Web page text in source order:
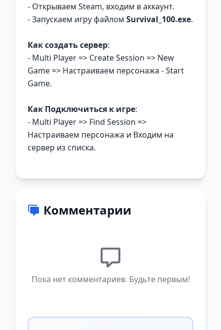
- Открываем Steam, входим в аккаунт.
- Запускаем игру файлом Survival_100.exe.
Как создать сервер:
- Multi Player => Create Session => New
Game => Настраиваем персонажа - Start
Game.
Как Подключиться к игре:
- Multi Player => Find Session =>
Настраиваем персонажа и Входим на
сервер из списка.
Комментарии
Пока нет комментариев. Будьте первым!